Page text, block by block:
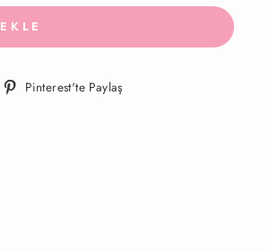
Pinterest'te Paylaş